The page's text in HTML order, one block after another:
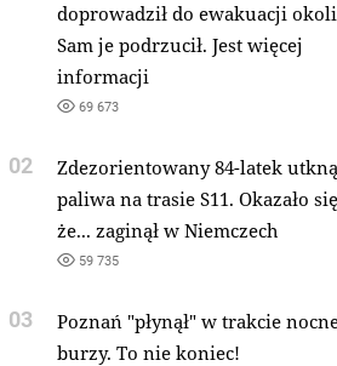
doprowadził do ewakuacji
Sam je podrzucił. Jest więcej
informacji
69 673
02
Zdezorientowany 84-latek
paliwa na trasie S11. Okazało
że... zaginął w Niemczech
59 735
03
Poznań "płynął" w trakcie
burzy. To nie koniec!